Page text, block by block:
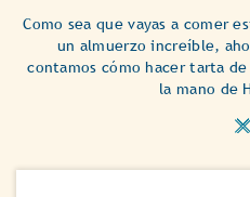
Como sea que vayas a comer
un almuerzo increíble,
contamos cómo hacer tarta
la mano de